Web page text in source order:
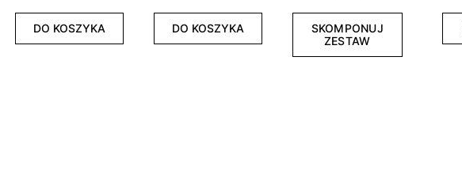
DO KOSZYKA DO KOSZYKA
SKOMPONUJ
ZESTAW